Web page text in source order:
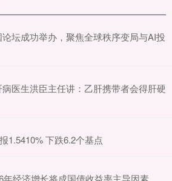
坛成功举办，聚焦全球秩序变局与AI投
医生洪臣主任讲：乙肝携带者会得肝硬
1.5410% 下跌6.2个基点
年经济增长将成国债收益率主导因素